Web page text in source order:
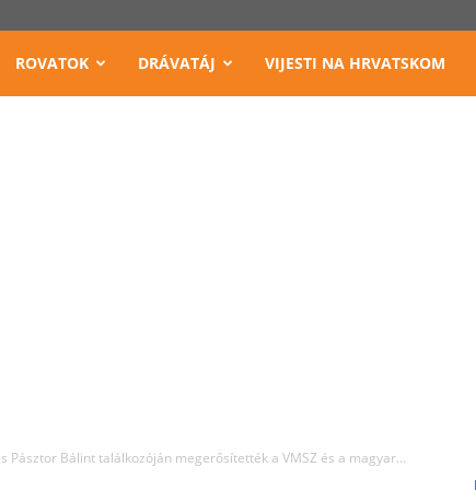
ROVATOK DRÁVATÁJ VIJESTI NA HRVATSKOM
Pásztor Bálint találkozóján megerősítették a VMSZ és a magyar...